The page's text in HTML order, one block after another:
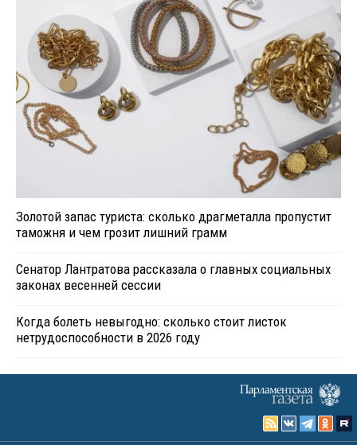
Золотой запас туриста: сколько драгметалла пропустит
таможня и чем грозит лишний грамм
Сенатор Лантратова рассказала о главных социальных
законах весенней сессии
Когда болеть невыгодно: сколько стоит листок
нетрудоспособности в 2026 году